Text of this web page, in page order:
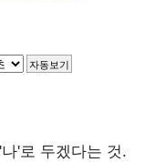
'로 두겠다는 것.